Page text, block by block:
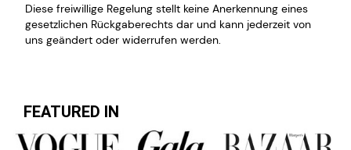
Diese freiwillige Regelung stellt keine Anerkennung eines
gesetzlichen Rückgaberechts dar und kann jederzeit von
uns geändert oder widerrufen werden.
FEATURED IN